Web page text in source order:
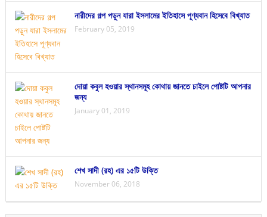
নারীদের গল্প পড়ুন যারা ইসলামের ইতিহাসে পূণ্যবান হিসেবে বিখ্যাত
February 05, 2019
দোয়া কবুল হওয়ার স্থানসমূহ কোথায় জানতে চাইলে পোষ্টটি আপনার
জন্য
January 01, 2019
শেখ সাদী (রহ) এর ১৫টি উক্তি
November 06, 2018